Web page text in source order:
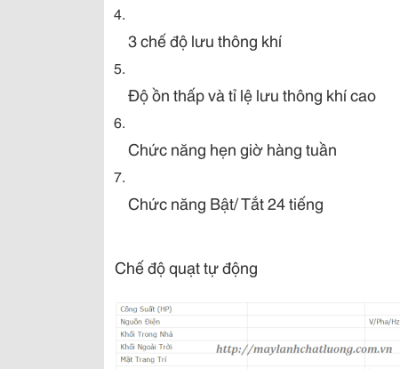
3 chế độ lưu thông khí
Độ ồn thấp và tỉ lệ lưu thông khí cao
Chức năng hẹn giờ hàng tuần
Chức năng Bật/ Tắt 24 tiếng
Chế độ quạt tự động